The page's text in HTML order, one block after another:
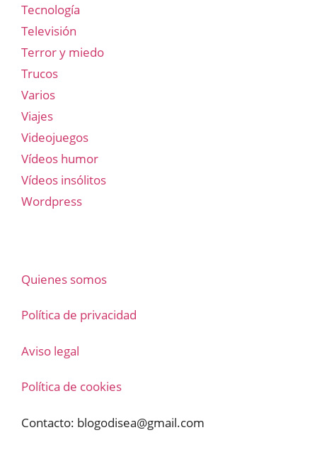
Tecnología
Televisión
Terror y miedo
Trucos
Varios
Viajes
Videojuegos
Vídeos humor
Vídeos insólitos
Wordpress
Quienes somos
Política de privacidad
Aviso legal
Política de cookies
Contacto: blogodisea@gmail.com